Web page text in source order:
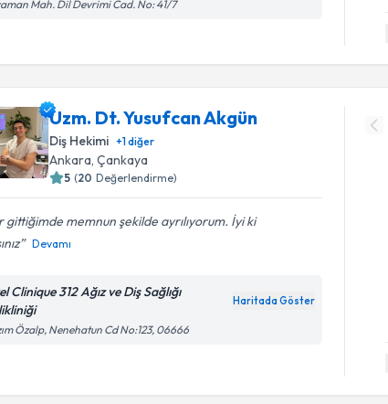
Mah. Dil Devrimi Cad. No: 41/7
Uzm. Dt. Yusufcan Akgün
Diş Hekimi +1diğer
Ankara, Çankaya
5 (20 Değerlendirme)
gittiğimde memnun şekilde ayrılıyorum. İyi ki
Devamı
Clinique 312 Ağız ve Diş Sağlığı
Haritada Göster
Özalp, Nenehatun Cd No:123, 06666